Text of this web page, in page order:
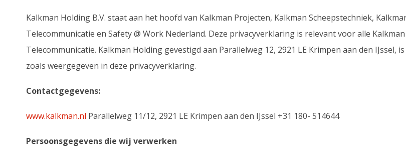
Kalkman Holding B.V. staat aan het hoofd van Kalkman Projecten, Kalkman Scheepstechniek,
Telecommunicatie en Safety @ Work Nederland. Deze privacyverklaring is relevant voor alle
Telecommunicatie. Kalkman Holding gevestigd aan Parallelweg 12, 2921 LE Krimpen aan den
zoals weergegeven in deze privacyverklaring.
Contactgegevens:
www.kalkman.nl Parallelweg 11/12, 2921 LE Krimpen aan den IJssel +31 180- 514644
Persoonsgegevens die wij verwerken